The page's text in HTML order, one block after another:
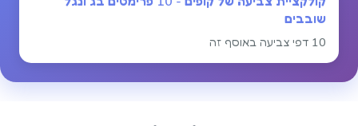
שובבים
10 דפי צביעה באוסף זה